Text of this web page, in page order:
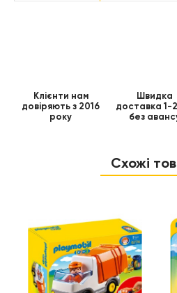
Клієнти нам
довіряють з 2016
року
Швидка
доставка 1-
без
Схожі